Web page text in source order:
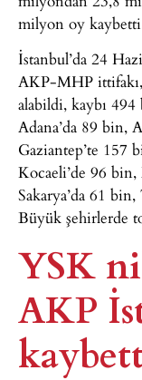
milyon oy
İstanbul’da 24
AKP-MHP
alabildi, kaybı
Adana’da 89 bin,
Gaziantep’te 157
Kocaeli’de 96
Sakarya’da 61
Büyük şehirlerde
YSK
AKP